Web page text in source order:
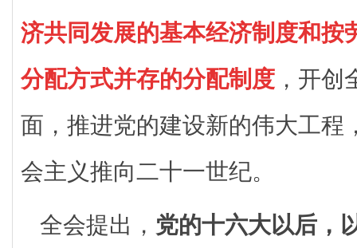
济共同发展的基本经济制度和按
分配方式并存的分配制度 ，开
面，推进党的建设新的伟大工程
会主义推向二十一世纪。
全会提出， 党的十六大以后，